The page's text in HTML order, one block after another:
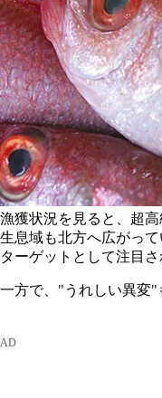
漁獲状況を見ると、超
生息域も北方へ広がっ
ターゲットとして注目
一方で、"うれしい異変"